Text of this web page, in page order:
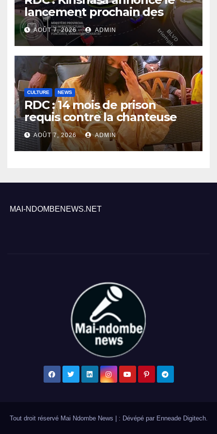
lancement prochain des
travaux du boulevard Étienne
Tshisekedi
AOÛT 7, 2026 ADMIN
CULTURE NEWS
RDC : 14 mois de prison
requis contre la chanteuse
Rebo Tchulo, la partie civile
réclame 250 000 USD de
dommages et intérêts
AOÛT 7, 2026 ADMIN
MAI-NDOMBENEWS.NET
Tout droit réservé Mai Ndombe News : Dévépé par Enneade Digitech.